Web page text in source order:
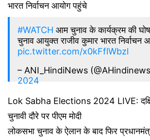
– ANI (@ANI)March 16, 2024
भारत निर्वाचन आयोग पहुंचे
#WATCH आम चुनाव के कार्यक्रम की
चुनाव आयुक्त राजीव कुमार भारत निर्वाचन
pic.twitter.com/x0kFflWbzl
– ANI_HindiNews
2024
Lok Sabha Elections 2024 LIVE:
चुनावी दौरे पर पीएम मोदी
लोकसभा चुनाव के ऐलान के बाद फिर